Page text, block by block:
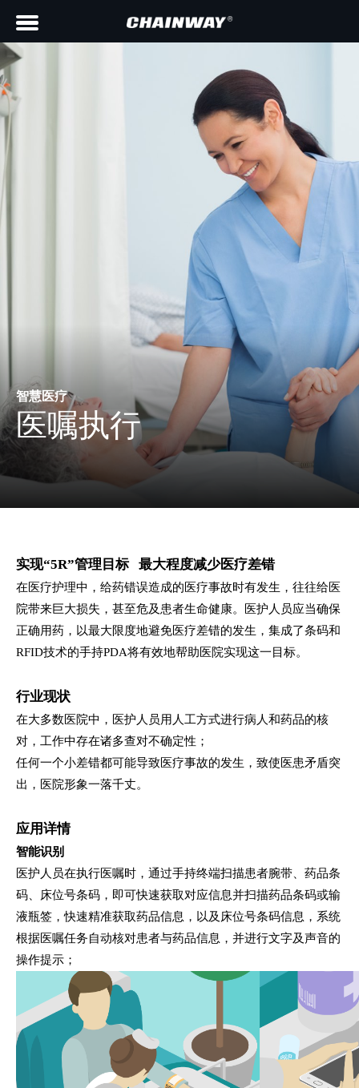
智慧医疗
医嘱执行
实现“5R”管理 目标最大程度减少医疗差错
在医疗护理中，给药错误造成的医疗事故时有发生，往往给医
院带来巨大损失，甚至危及患者生命健康。医护人员应当确保
正确用药，以最大限度地避免医疗差错的发生，集成了条码和
RFID技术的手持PDA将有效地帮助医院实现这一目标。
行业现状
在大多数医院中，医护人员用人工方式进行病人和药品的核
对，工作中存在诸多查对不确定性；
任何一个小差错都可能导致医疗事故的发生，致使医患矛盾突
出，医院形象一落千丈。
应用详情
智能识别
医护人员在执行医嘱时，通过手持终端扫描患者腕带、药品条
码、床位号条码，即可快速获取对应信息并扫描药品条码或输
液瓶签，快速精准获取药品信息，以及床位号条码信息，系统
根据医嘱任务自动核对患者与药品信息，并进行文字及声音的
操作提示；